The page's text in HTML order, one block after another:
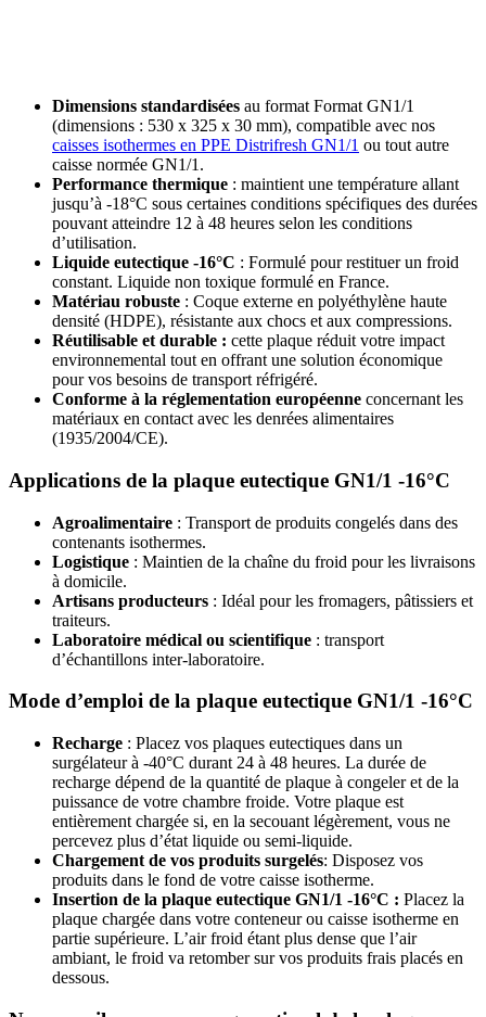
Dimensions standardisées au format Format GN1/1
(dimensions : 530 x 325 x 30 mm), compatible avec nos
caisses isothermes en PPE Distrifresh GN1/1 ou tout autre
caisse normée GN1/1.
Performance thermique : maintient une température allant
jusqu’à -18°C sous certaines conditions spécifiques des durées
pouvant atteindre 12 à 48 heures selon les conditions
d’utilisation.
Liquide eutectique -16°C : Formulé pour restituer un froid
constant. Liquide non toxique formulé en France.
Matériau robuste : Coque externe en polyéthylène haute
densité (HDPE), résistante aux chocs et aux compressions.
Réutilisable et durable : cette plaque réduit votre impact
environnemental tout en offrant une solution économique
pour vos besoins de transport réfrigéré.
Conforme à la réglementation européenne concernant les
matériaux en contact avec les denrées alimentaires
(1935/2004/CE).
Applications de la plaque eutectique GN1/1 -16°C
Agroalimentaire : Transport de produits congelés dans des
contenants isothermes.
Logistique : Maintien de la chaîne du froid pour les livraisons
à domicile.
Artisans producteurs : Idéal pour les fromagers, pâtissiers et
traiteurs.
Laboratoire médical ou scientifique : transport
d’échantillons inter-laboratoire.
Mode d’emploi de la plaque eutectique GN1/1 -16°C
Recharge : Placez vos plaques eutectiques dans un
surgélateur à -40°C durant 24 à 48 heures. La durée de
recharge dépend de la quantité de plaque à congeler et de la
puissance de votre chambre froide. Votre plaque est
entièrement chargée si, en la secouant légèrement, vous ne
percevez plus d’état liquide ou semi-liquide.
Chargement de vos produits surgelés: Disposez vos
produits dans le fond de votre caisse isotherme.
Insertion de la plaque eutectique GN1/1 -16°C : Placez la
plaque chargée dans votre conteneur ou caisse isotherme en
partie supérieure. L’air froid étant plus dense que l’air
ambiant, le froid va retomber sur vos produits frais placés en
dessous.